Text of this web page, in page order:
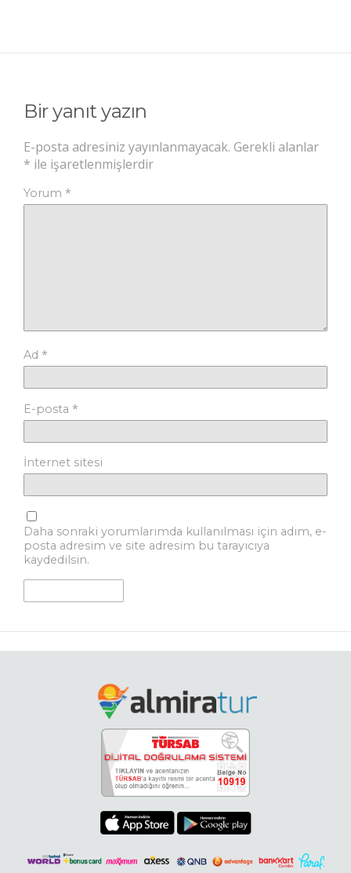
Bir yanıt yazın
E-posta adresiniz yayınlanmayacak. Gerekli alanlar
* ile işaretlenmişlerdir
Yorum *
Ad *
E-posta *
İnternet sitesi
Daha sonraki yorumlarımda kullanılması için adım, e-
posta adresim ve site adresim bu tarayıcıya
kaydedilsin.